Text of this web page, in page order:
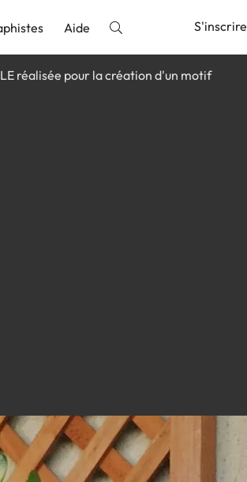
Aide S'inscrire
réalisée pour la création d'un motif